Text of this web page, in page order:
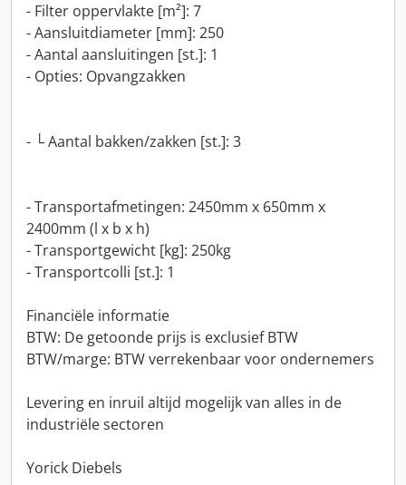
- Filter oppervlakte [m²]: 7
- Aansluitdiameter [mm]: 250
- Aantal aansluitingen [st.]: 1
- Opties: Opvangzakken
- └ Aantal bakken/zakken [st.]: 3
- Transportafmetingen: 2450mm x 650mm x
2400mm (l x b x h)
- Transportgewicht [kg]: 250kg
- Transportcolli [st.]: 1
Financiële informatie
BTW: De getoonde prijs is exclusief BTW
BTW/marge: BTW verrekenbaar voor ondernemers
Levering en inruil altijd mogelijk van alles in de
industriële sectoren
Yorick Diebels